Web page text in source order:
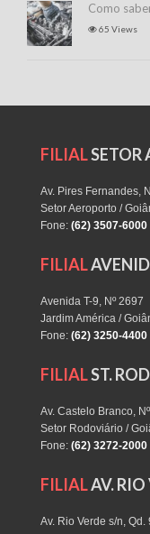
Como
65 Views
FILIALSETOR
Av. Pires Fernandes,
Setor Aeroporto /
Fone: (62) 3507-6000
FILIAL
Avenida T-9, Nº 2697
Jardim América /
Fone: (62) 3250-4400
FILIALST.
Av. Castelo Branco,
Setor Rodoviário /
Fone: (62) 3272-2000
FILIALAV. RIO
Av. Rio Verde s/n, Qd.